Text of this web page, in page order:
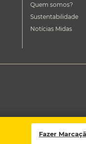
Quem somos?
Sustentabilidade
Notícias Midas
Fazer